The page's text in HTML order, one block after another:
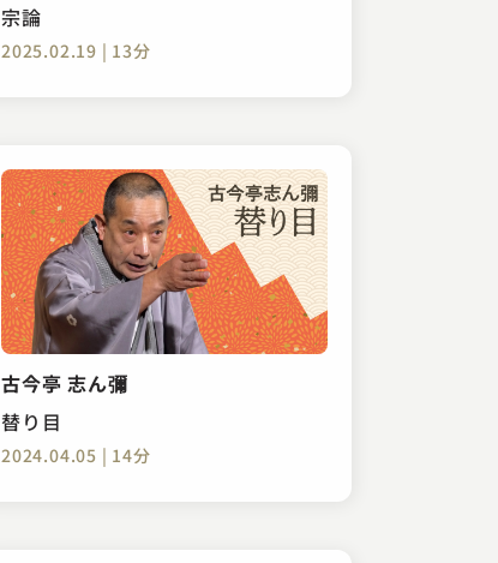
宗論
2025.02.19 | 13分
古今亭 志ん彌
替り目
2024.04.05 | 14分